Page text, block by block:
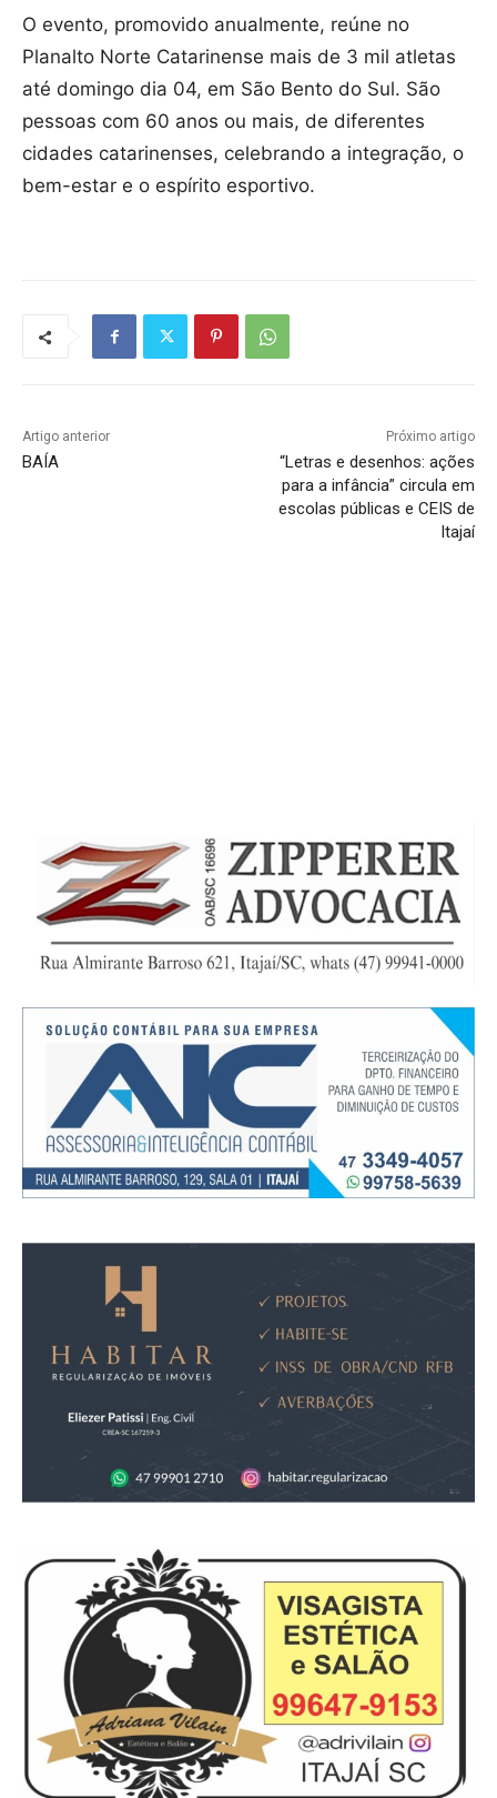
O evento, promovido anualmente, reúne no
Planalto Norte Catarinense mais de 3 mil atletas
até domingo dia 04, em São Bento do Sul. São
pessoas com 60 anos ou mais, de diferentes
cidades catarinenses, celebrando a integração, o
bem-estar e o espírito esportivo.
Artigo anterior
BAÍA
Próximo artigo
“Letras e desenhos: ações
para a infância” circula em
escolas públicas e CEIS de
Itajaí